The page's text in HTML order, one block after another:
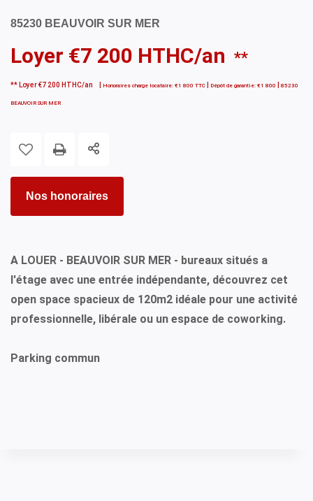
85230 BEAUVOIR SUR MER
Loyer €7 200 HTHC/an **
** Loyer €7 200 HTHC/an Honoraires charge locataire: €1 800 TTC Dépôt de garantie: €1 800 85230
BEAUVOIR SUR MER
Nos honoraires
A LOUER - BEAUVOIR SUR MER - bureaux situés a
l'étage avec une entrée indépendante, découvrez cet
open space spacieux de 120m2 idéale pour une activité
professionnelle, libérale ou un espace de coworking.
Parking commun